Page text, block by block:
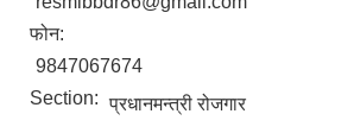
फोन:
9847067674
Section: प्रधानमन्त्री रोजगार